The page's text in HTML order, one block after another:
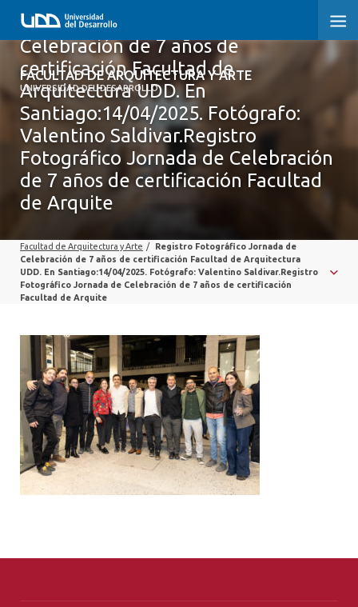
FACULTAD DE ARQUITECTURA Y ARTE
UNIVERSIDAD DEL DESARROLLO
FACULTAD DE ARQUITECTURA Y ARTE
FACULTAD DE ARQUITECTURA
SOBRE LA FACULTAD
CARRERA
MAGÍSTER
INVESTIGACIÓN APLICADA
ALUMNI
PLATAFORMA VUT
Registro Fotográfico Jornada de
Celebración de 7 años de
certificación Facultad de
Arquitectura UDD. En
Santiago:14/04/2025. Fotógrafo:
Valentino Saldivar.Registro
Fotográfico Jornada de Celebración
de 7 años de certificación Facultad
de Arquite
Facultad de Arquitectura y Arte /
Registro Fotográfico Jornada de
Celebración de 7 años de certificación Facultad de Arquitectura
UDD. En Santiago:14/04/2025. Fotógrafo: Valentino Saldivar.Registro
Fotográfico Jornada de Celebración de 7 años de certificación
Facultad de Arquite